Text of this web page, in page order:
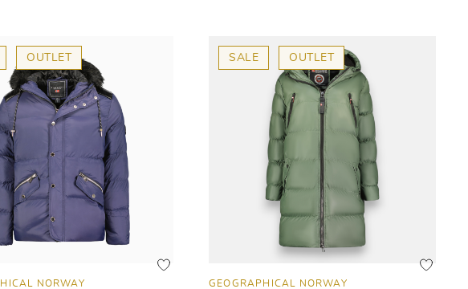
OUTLET
NORWAY
SALE OUTLET
GEOGRAPHICAL NORWAY